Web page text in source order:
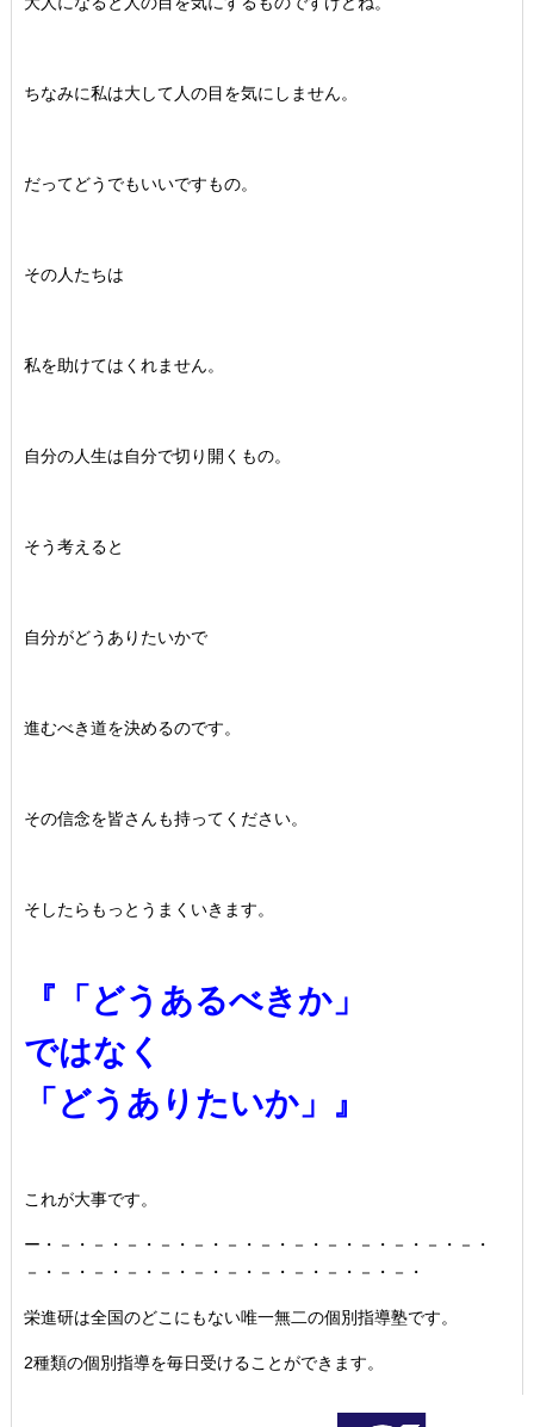
ちなみに私は大して人の目を気にしません。
だってどうでもいいですもの。
その人たちは
私を助けてはくれません。
自分の人生は自分で切り開くもの。
そう考えると
自分がどうありたいかで
進むべき道を決めるのです。
その信念を皆さんも持ってください。
そしたらもっとうまくいきます。
『「どうあるべきか」
ではなく
「どうありたいか」』
これが大事です。
ー・－・－・－・－・－・－・－・－・－・－・－・－・－・
－・－・－・－・－・－・－・－・－・－・－・－・
栄進研は全国のどこにもない唯一無二の個別指導塾です。
2種類の個別指導を毎日受けることができます。